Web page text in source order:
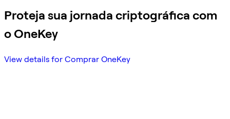
Proteja sua jornada criptográfica com
o OneKey
View details for Comprar OneKey